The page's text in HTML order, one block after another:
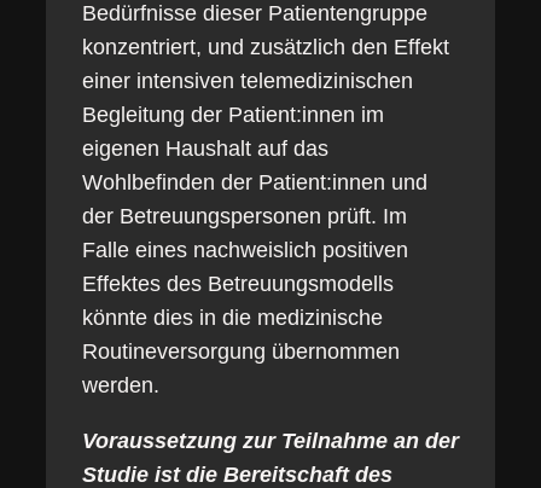
Bedürfnisse dieser Patientengruppe
konzentriert, und zusätzlich den Effekt
einer intensiven telemedizinischen
Begleitung der Patient:innen im
eigenen Haushalt auf das
Wohlbefinden der Patient:innen und
der Betreuungspersonen prüft. Im
Falle eines nachweislich positiven
Effektes des Betreuungsmodells
könnte dies in die medizinische
Routineversorgung übernommen
werden.
Voraussetzung zur Teilnahme an der
Studie ist die Bereitschaft des